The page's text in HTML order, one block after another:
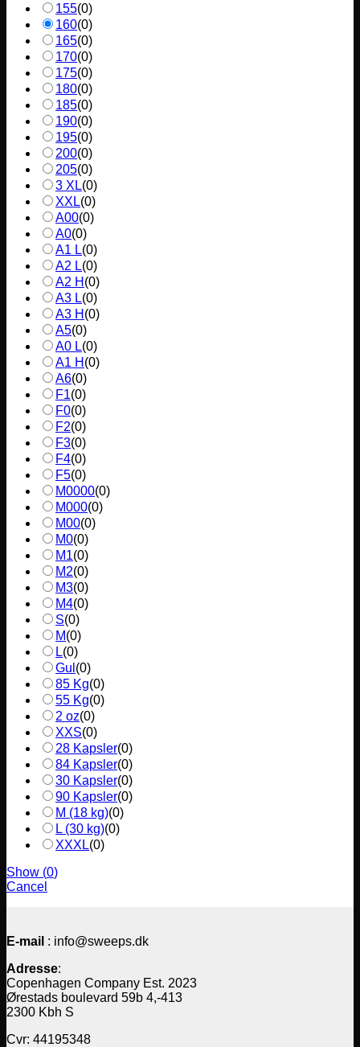
155(0)
160(0)
165(0)
170(0)
175(0)
180(0)
185(0)
190(0)
195(0)
200(0)
205(0)
3 XL(0)
XXL(0)
A00(0)
A0(0)
A1 L(0)
A2 L(0)
A2 H (0)
A3 L(0)
A3 H (0)
A5(0)
A0 L(0)
A1 H (0)
A6(0)
F1(0)
F0(0)
F2(0)
F3(0)
F4(0)
F5(0)
M0000(0)
M000(0)
M00(0)
M0(0)
M1(0)
M2(0)
M3(0)
M4(0)
S(0)
M(0)
L(0)
Gul (0)
85 Kg(0)
55 Kg(0)
2 oz(0)
XXS(0)
28 Kapsler(0)
84 Kapsler(0)
30 Kapsler(0)
90 Kapsler(0)
M (18 kg)(0)
L (30 kg)(0)
XXXL(0)
Show (0)
Cancel
E-mail : info@sweeps.dk
Adresse:
Copenhagen Company Est. 2023
Ørestads boulevard 59b 4,-413
2300 Kbh S
Cvr: 44195348